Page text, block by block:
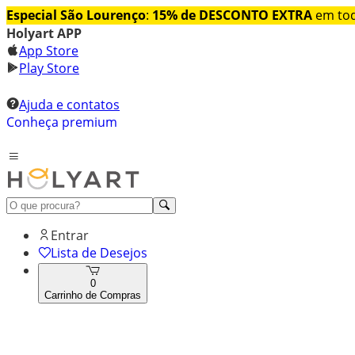
Especial São Lourenço: 15% de DESCONTO EXTRA em
Holyart APP
App Store
Play Store
Ajuda e contatos
Conheça premium
Entrar
Lista de Desejos
0
Carrinho de Compras